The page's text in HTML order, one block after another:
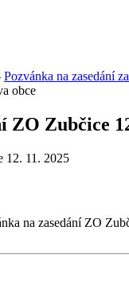
Pozvánka na zasedání
obce
ZO Zubčice
12. 11. 2025
na zasedání ZO